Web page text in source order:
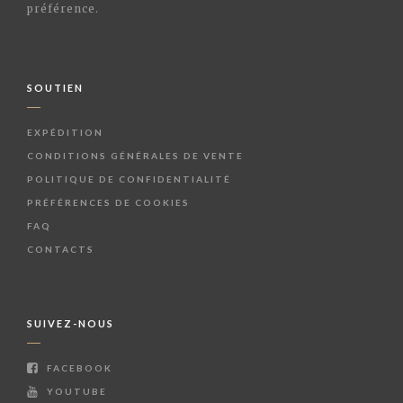
préférence.
SOUTIEN
EXPÉDITION
CONDITIONS GÉNÉRALES DE VENTE
POLITIQUE DE CONFIDENTIALITÉ
PRÉFÉRENCES DE COOKIES
FAQ
CONTACTS
SUIVEZ-NOUS
FACEBOOK
YOUTUBE